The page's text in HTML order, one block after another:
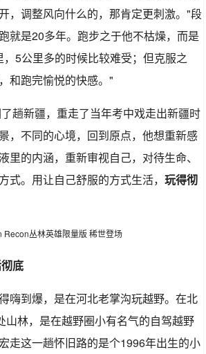
，调整风向什么的，那肯定更刺激。"段
就是20多年。跑步之于他不枯燥，而是
5公里多的时候比较难受；但克服之
和跑完愉悦的快感。"
趟新疆，重走了当年考中戏走出新疆时
，不同的心境，回到原点，他想重新感
里的内涵，重新审视自己，对待生命、
式。用让自己舒服的方式生活，玩得彻
底
嗨到爆，是在河北老掌沟玩越野。在北
山林，是在越野圈小有名气的自驾越野
走这一趟怀旧路的是个1996年出生的小